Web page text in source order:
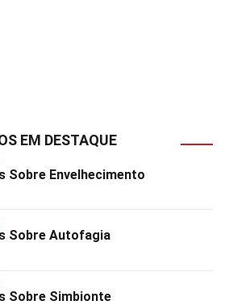
EM DESTAQUE
Sobre Envelhecimento
Sobre Autofagia
Sobre Simbionte